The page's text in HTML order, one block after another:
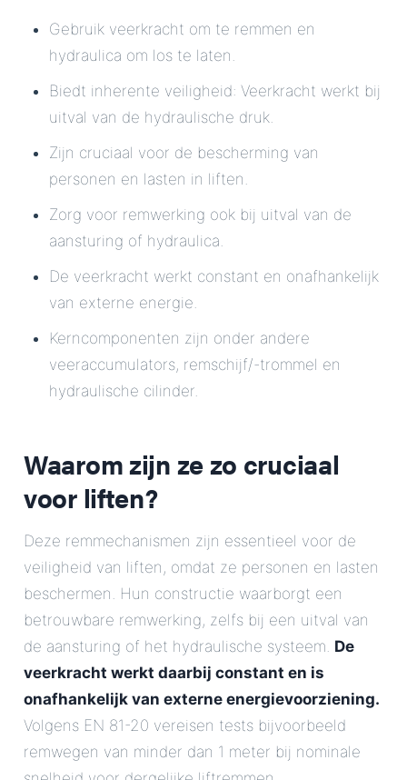
Gebruik veerkracht om te remmen en
hydraulica om los te laten.
Biedt inherente veiligheid: Veerkracht werkt bij
uitval van de hydraulische druk.
Zijn cruciaal voor de bescherming van
personen en lasten in liften.
Zorg voor remwerking ook bij uitval van de
aansturing of hydraulica.
De veerkracht werkt constant en onafhankelijk
van externe energie.
Kerncomponenten zijn onder andere
veeraccumulators, remschijf/-trommel en
hydraulische cilinder.
Waarom zijn ze zo cruciaal
voor liften?
Deze remmechanismen zijn essentieel voor de
veiligheid van liften, omdat ze personen en lasten
beschermen. Hun constructie waarborgt een
betrouwbare remwerking, zelfs bij een uitval van
de aansturing of het hydraulische systeem. De
veerkracht werkt daarbij constant en is
onafhankelijk van externe energievoorziening.
Volgens EN 81-20 vereisen tests bijvoorbeeld
remwegen van minder dan 1 meter bij nominale